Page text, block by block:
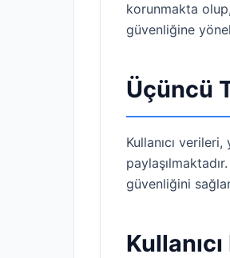
korunmakta
güvenliğine
Üçüncü
Kullanıcı
güvenliğini